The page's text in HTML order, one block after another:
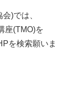
)では、
座(TMO)を
を検索願いま